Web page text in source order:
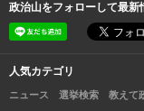
政治山をフォローして最新
人気カテゴリ
ニュース 選挙検索 教えて